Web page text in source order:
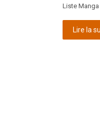
Liste
Lire la